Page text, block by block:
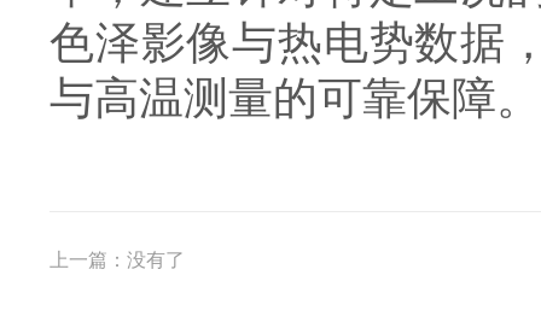
色泽影像与热电势数据
与高温测量的可靠保障。
上一篇：没有了